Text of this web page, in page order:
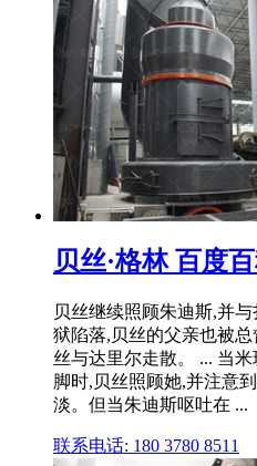
贝丝·格林 百度
贝丝继续照顾朱迪斯,并
狱陷落,贝丝的父亲也被
丝与达里尔走散。 ... 当
脚时,贝丝照顾她,并注意
淡。但当朱迪斯呕吐在 ...
联系电话: 180 3780 8511